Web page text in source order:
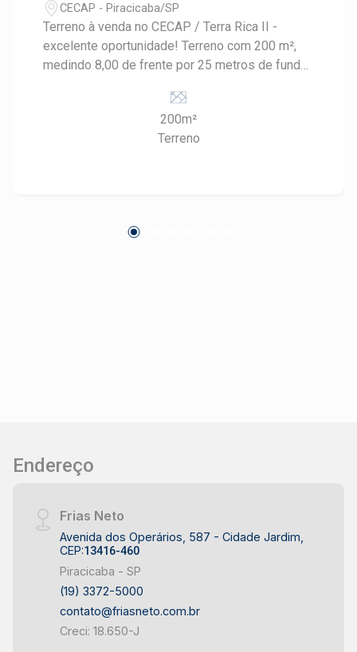
CECAP - Piracicaba/SP
Terreno à venda no CECAP / Terra Rica II -
excelente oportunidade! Terreno com 200 m²,
medindo 8,00 de frente por 25 metros de fundo,
acesso a mercados, padaria, farmácias e
demais comércios do dia a dia. Uma excelente
opção para quem deseja realizar o sonho da
Próximo a mercados, padaria e farmácias -
200m²
Terreno
Endereço
Frias Neto
Avenida dos Operários, 587 - Cidade Jardim,
CEP:13416-460
Piracicaba - SP
(19) 3372-5000
contato@friasneto.com.br
Creci: 18.650-J